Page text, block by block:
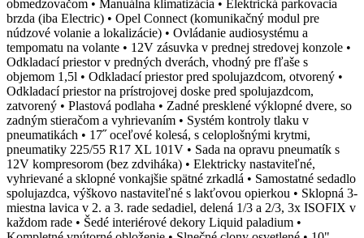
obmedzovačom • Manuálna klimatizácia • Elektrická parkovacia
brzda (iba Electric) • Opel Connect (komunikačný modul pre
núdzové volanie a lokalizácie) • Ovládanie audiosystému a
tempomatu na volante • 12V zásuvka v prednej stredovej konzole •
Odkladací priestor v predných dverách, vhodný pre fľaše s
objemom 1,5l • Odkladací priestor pred spolujazdcom, otvorený •
Odkladací priestor na prístrojovej doske pred spolujazdcom,
zatvorený • Plastová podlaha • Zadné presklené výklopné dvere, so
zadným stieračom a vyhrievaním • Systém kontroly tlaku v
pneumatikách • 17˝ oceľové kolesá, s celoplošnými krytmi,
pneumatiky 225/55 R17 XL 101V • Sada na opravu pneumatík s
12V kompresorom (bez zdviháka) • Elektricky nastaviteľné,
vyhrievané a sklopné vonkajšie spätné zrkadlá • Samostatné sedadlo
spolujazdca, výškovo nastaviteľné s lakťovou opierkou • Sklopná 3-
miestna lavica v 2. a 3. rade sedadiel, delená 1/3 a 2/3, 3x ISOFIX v
každom rade • Šedé interiérové dekory Liquid paladium •